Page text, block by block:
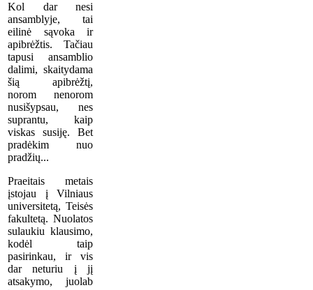
Kol dar nesi
ansamblyje, tai
eilinė sąvoka ir
apibrėžtis. Tačiau
tapusi ansamblio
dalimi, skaitydama
šią apibrėžtį,
norom nenorom
nusišypsau, nes
suprantu, kaip
viskas susiję. Bet
pradėkim nuo
pradžių...
Praeitais metais
įstojau į Vilniaus
universitetą, Teisės
fakultetą. Nuolatos
sulaukiu klausimo,
kodėl taip
pasirinkau, ir vis
dar neturiu į jį
atsakymo, juolab